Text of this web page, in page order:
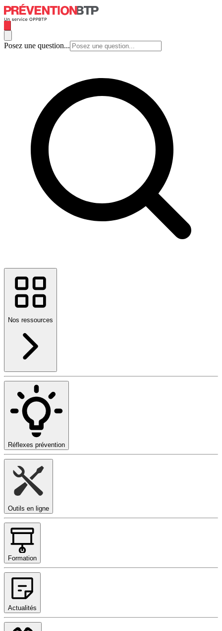
Posez une question...
Nos ressources
Réflexes prévention
Outils en ligne
Formation
Actualités